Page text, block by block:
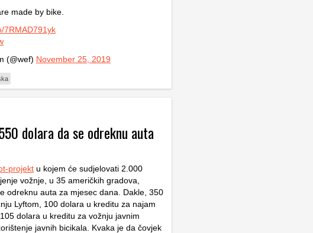
made by bike.
7RMAD791yk
(@wef) November 25, 2019
dolara da se odreknu auta
projekt u kojem će sudjelovati 2.000
vožnje, u 35 američkih gradova,
odreknu auta za mjesec dana. Dakle, 350
Lyftom, 100 dolara u kreditu za najam
dolara u kreditu za vožnju javnim
javnih bicikala. Kvaka je da čovjek